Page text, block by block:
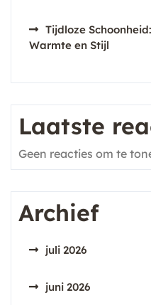
Tijdloze
Warmte en Stijl
Laatste
Geen reacties om te
Archief
juli 2026
juni 2026